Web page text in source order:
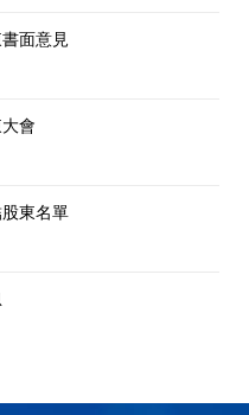
面意見
會
東名單